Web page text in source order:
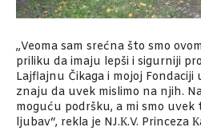
„Veoma sam srećna što smo
priliku da imaju lepši i sigurniji
Lajflajnu Čikaga i mojoj Fondaciji
znaju da uvek mislimo na njih.
moguću podršku, a mi smo
ljubav“, rekla je NJ.К.V. Princeza